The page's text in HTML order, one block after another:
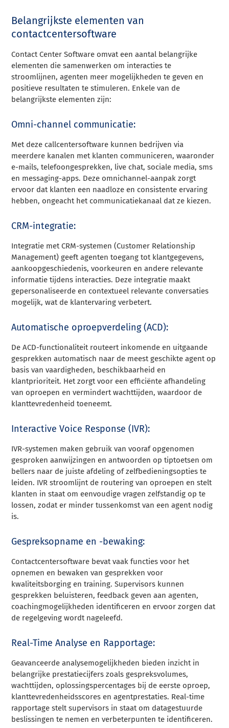
Belangrijkste elementen van
contactcentersoftware
Contact Center Software omvat een aantal belangrijke
elementen die samenwerken om interacties te
stroomlijnen, agenten meer mogelijkheden te geven en
positieve resultaten te stimuleren. Enkele van de
belangrijkste elementen zijn:
Omni-channel communicatie:
Met deze callcentersoftware kunnen bedrijven via
meerdere kanalen met klanten communiceren, waaronder
e-mails, telefoongesprekken, live chat, sociale media, sms
en messaging-apps. Deze omnichannel-aanpak zorgt
ervoor dat klanten een naadloze en consistente ervaring
hebben, ongeacht het communicatiekanaal dat ze kiezen.
CRM-integratie:
Integratie met CRM-systemen (Customer Relationship
Management) geeft agenten toegang tot klantgegevens,
aankoopgeschiedenis, voorkeuren en andere relevante
informatie tijdens interacties. Deze integratie maakt
gepersonaliseerde en contextueel relevante conversaties
mogelijk, wat de klantervaring verbetert.
Automatische oproepverdeling (ACD):
De ACD-functionaliteit routeert inkomende en uitgaande
gesprekken automatisch naar de meest geschikte agent op
basis van vaardigheden, beschikbaarheid en
klantprioriteit. Het zorgt voor een efficiënte afhandeling
van oproepen en vermindert wachttijden, waardoor de
klanttevredenheid toeneemt.
Interactive Voice Response (IVR):
IVR-systemen maken gebruik van vooraf opgenomen
gesproken aanwijzingen en antwoorden op tiptoetsen om
bellers naar de juiste afdeling of zelfbedieningsopties te
leiden. IVR stroomlijnt de routering van oproepen en stelt
klanten in staat om eenvoudige vragen zelfstandig op te
lossen, zodat er minder tussenkomst van een agent nodig
is.
Gespreksopname en -bewaking:
Contactcentersoftware bevat vaak functies voor het
opnemen en bewaken van gesprekken voor
kwaliteitsborging en training. Supervisors kunnen
gesprekken beluisteren, feedback geven aan agenten,
coachingmogelijkheden identificeren en ervoor zorgen dat
de regelgeving wordt nageleefd.
Real-Time Analyse en Rapportage:
Geavanceerde analysemogelijkheden bieden inzicht in
belangrijke prestatiecijfers zoals gespreksvolumes,
wachttijden, oplossingspercentages bij de eerste oproep,
klanttevredenheidsscores en agentprestaties. Real-time
rapportage stelt supervisors in staat om datagestuurde
beslissingen te nemen en verbeterpunten te identificeren.